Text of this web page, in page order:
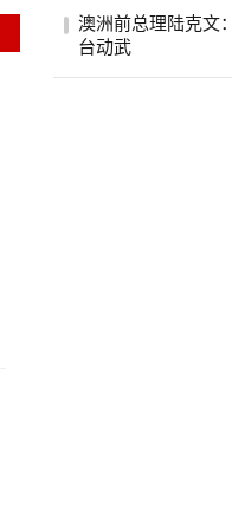
看板。
澳洲前总理陆克文
台动武